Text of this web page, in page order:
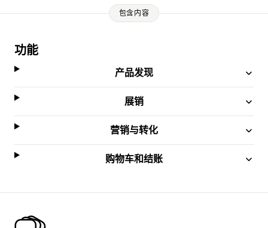
包含内容
功能
产品发现
展销
营销与转化
购物车和结账